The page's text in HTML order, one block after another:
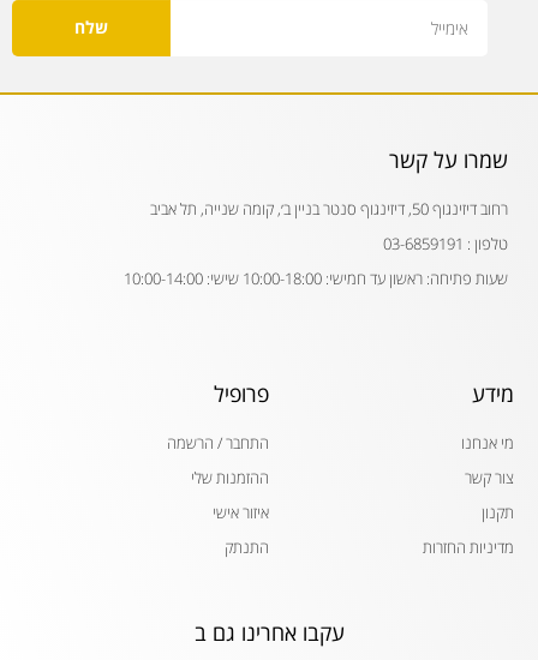
שלח
שמרו על קשר
רחוב דיזינגוף 50, דיזינגוף סנטר בניין ב׳, קומה שנייה, תל אביב
טלפון : 03-6859191
שעות פתיחה: ראשון עד חמישי: 10:00-18:00 שישי: 10:00-14:00
מידע
מי אנחנו
צור קשר
תקנון
מדיניות החזרות
פרופיל
התחבר / הרשמה
ההזמנות שלי
איזור אישי
התנתק
עקבו אחרינו גם ב